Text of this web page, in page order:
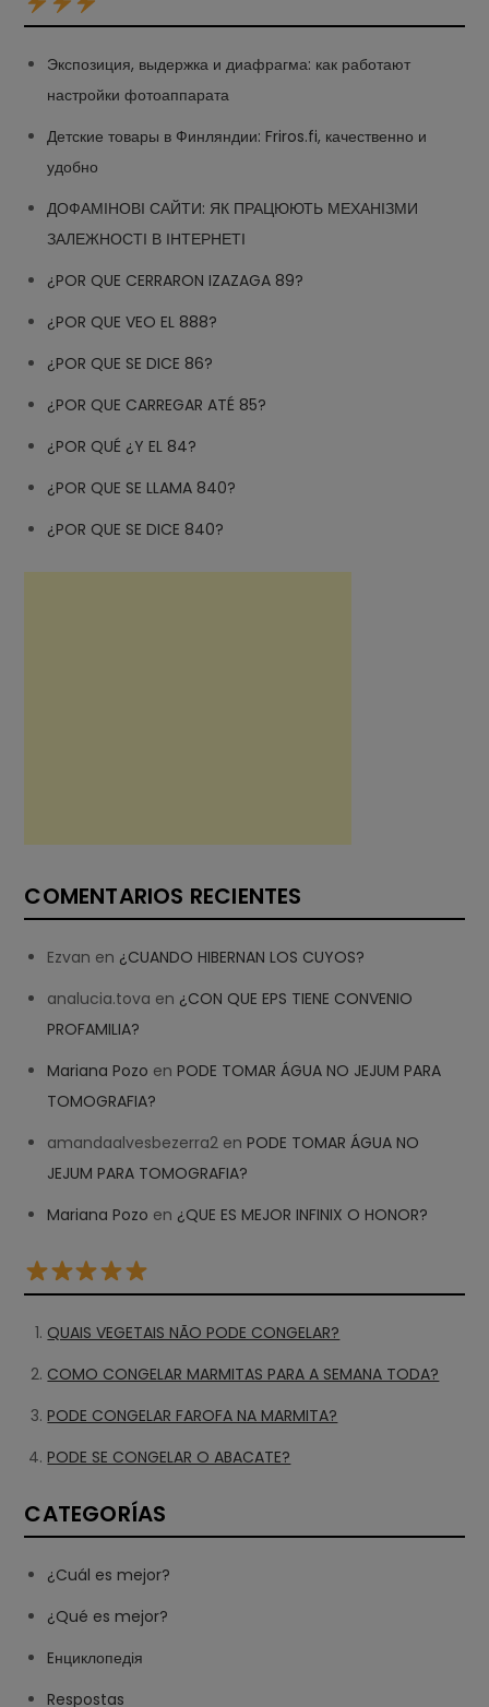
Экспозиция, выдержка и диафрагма: как работают
настройки фотоаппарата
Детские товары в Финляндии: Friros.fi, качественно и
удобно
ДОФАМІНОВІ САЙТИ: ЯК ПРАЦЮЮТЬ МЕХАНІЗМИ
ЗАЛЕЖНОСТІ В ІНТЕРНЕТІ
¿POR QUE CERRARON IZAZAGA 89?
¿POR QUE VEO EL 888?
¿POR QUE SE DICE 86?
¿POR QUE CARREGAR ATÉ 85?
¿POR QUÉ ¿Y EL 84?
¿POR QUE SE LLAMA 840?
¿POR QUE SE DICE 840?
COMENTARIOS RECIENTES
Ezvan en ¿CUANDO HIBERNAN LOS CUYOS?
analucia.tova en ¿CON QUE EPS TIENE CONVENIO
PROFAMILIA?
Mariana Pozo enPODE TOMAR ÁGUA NO JEJUM PARA
TOMOGRAFIA?
amandaalvesbezerra2 enPODE TOMAR ÁGUA NO
JEJUM PARA TOMOGRAFIA?
Mariana Pozo en ¿QUE ES MEJOR INFINIX O HONOR?
QUAIS VEGETAIS NÃO PODE CONGELAR?
COMO CONGELAR MARMITAS PARA A SEMANA TODA?
PODE CONGELAR FAROFA NA MARMITA?
PODE SE CONGELAR O ABACATE?
CATEGORÍAS
¿Cuál es mejor?
¿Qué es mejor?
Eнциклопедія
Respostas